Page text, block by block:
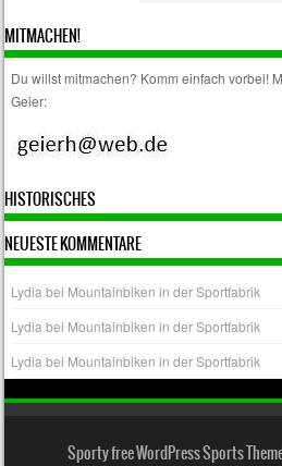
MITMACHEN!
Du willst mitmachen? Komm einfach vorbei!
Geier:
HISTORISCHES
NEUESTE KOMMENTARE
Lydia bei Mountainbiken in der Sportfabrik
Lydia bei Mountainbiken in der Sportfabrik
Lydia bei Mountainbiken in der Sportfabrik
Sporty free WordPress Sports